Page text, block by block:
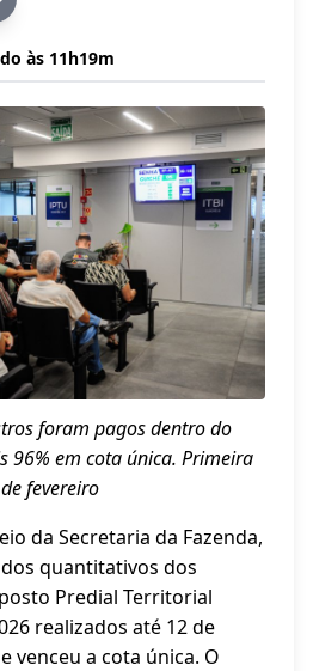
às 11h19m
foram pagos dentro do
96% em cota única. Primeira
fevereiro
da Secretaria da Fazenda,
quantitativos dos
Predial Territorial
realizados até 12 de
venceu a cota única. O